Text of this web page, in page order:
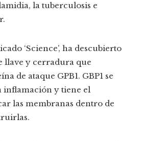
la tuberculosis e
‘Science’, ha descubierto
llave y cerradura que
de ataque GPB1. GBP1 se
inflamación y tiene el
las membranas dentro de